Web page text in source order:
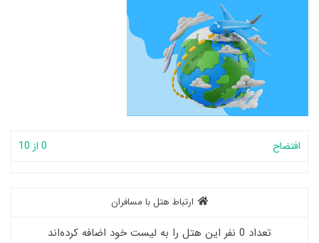
افتضاح 0 از 10
ارتباط هتل با مسافران
تعداد 0 نفر این هتل را به لیست خود اضافه کرده‌اند